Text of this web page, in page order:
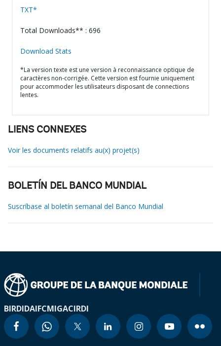
TXT*
Total Downloads** : 696
Download Stats
*La version texte est une version à reconnaissance optique de
caractères non-corrigée. Cette version est fournie uniquement
pour accommoder les utilisateurs disposant de connections
lentes.
LIENS CONNEXES
Voir les documents relatifs au(x) projet(s)
BOLETÍN DEL BANCO MUNDIAL
Suscríbase al boletín semanal del Banco Mundial
BIRDIDAIFCMIGACIRDI